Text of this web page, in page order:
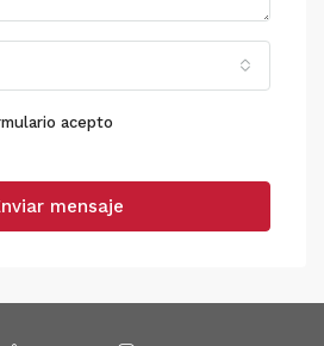
acepto
mensaje